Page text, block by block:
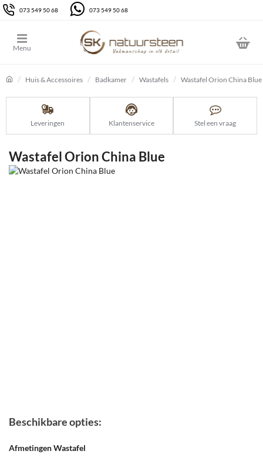
073 549 50 68 073 549 50 68
Huis & Accessoires Badkamer Wastafels Wastafel Orion China Blue
Leveringen Klantenservice Stel een vraag
Wastafel Orion China Blue
Beschikbare opties:
Afmetingen Wastafel